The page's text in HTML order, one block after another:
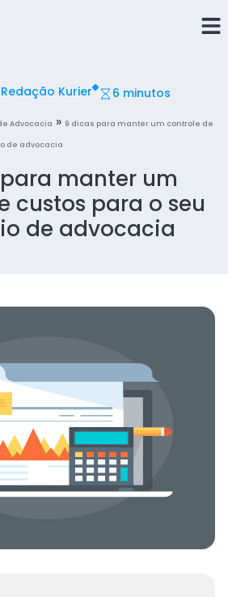
Redação Kurier 6 minutos
Advocacia » 9 dicas para manter um controle de
de advocacia
manter um
custos para o seu
de advocacia